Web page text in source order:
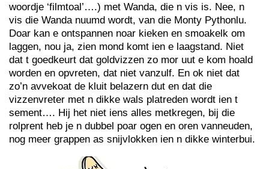
woordje ‘filmtoal’….) met Wanda, die n vis is. Nee, n
vis die Wanda nuumd wordt, van die Monty Pythonlu.
Doar kan e ontspannen noar kieken en smoakelk om
laggen, nou ja, zien mond komt ien e laagstand. Niet
dat t goedkeurt dat goldvizzen zo mor uut e kom hoald
worden en opvreten, dat niet vanzulf. En ok niet dat
zo’n avvekoat de kluit belazern dut en dat die
vizzenvreter met n dikke wals platreden wordt ien t
sement…. Hij het niet iens alles metkregen, bij die
rolprent heb je n dubbel poar ogen en oren vanneuden,
nog meer grappen as snijvlokken ien n dikke winterbui.